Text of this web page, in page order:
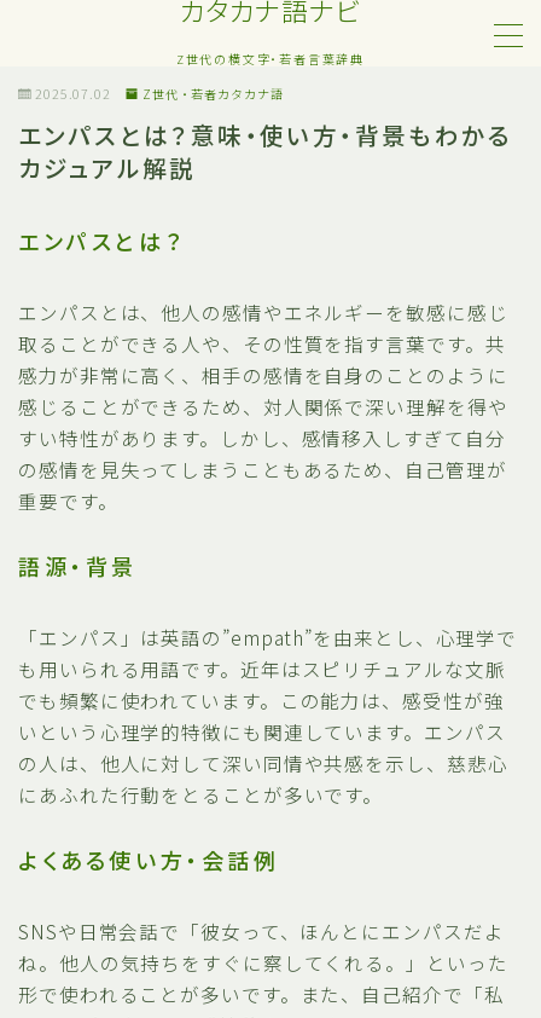
カタカナ語ナビ
Z世代の横文字・若者言葉辞典
MENU
Z世代・若者カタカナ語
ネット・SNS用語
日常でよく聞く流行語
略語・造語
2025.07.02 Z世代・若者カタカナ語
エンパスとは？意味・使い方・背景もわかる
カジュアル解説
エンパスとは？
エンパスとは、他人の感情やエネルギーを敏感に感じ
取ることができる人や、その性質を指す言葉です。共
感力が非常に高く、相手の感情を自身のことのように
感じることができるため、対人関係で深い理解を得や
すい特性があります。しかし、感情移入しすぎて自分
の感情を見失ってしまうこともあるため、自己管理が
重要です。
語源・背景
「エンパス」は英語の”empath”を由来とし、心理学で
も用いられる用語です。近年はスピリチュアルな文脈
でも頻繁に使われています。この能力は、感受性が強
いという心理学的特徴にも関連しています。エンパス
の人は、他人に対して深い同情や共感を示し、慈悲心
にあふれた行動をとることが多いです。
よくある使い方・会話例
SNSや日常会話で「彼女って、ほんとにエンパスだよ
ね。他人の気持ちをすぐに察してくれる。」といった
形で使われることが多いです。また、自己紹介で「私